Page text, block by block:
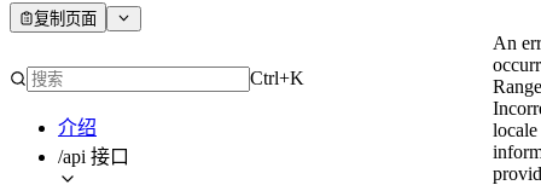
复制页面
Ctrl+K
介绍
/api 接口
An
locale